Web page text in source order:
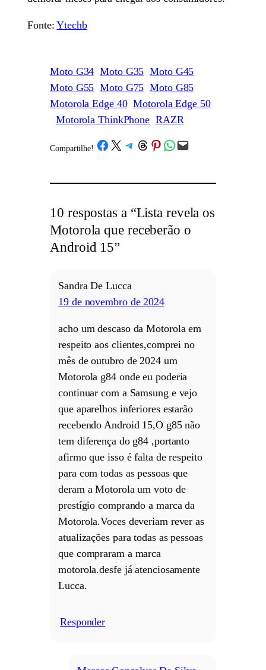
Fonte:Ytechb
Moto G34 Moto G35 Moto G45
Moto G55 Moto G75 Moto G85
Motorola Edge 40 Motorola Edge 50
Motorola ThinkPhone RAZR
Compartilhe! /Share on Facebook
Share on X Share on Telegram
Share on Threads
Share on Pinterest
Share on WhatsApp
Email this Page
10 respostas a “Lista revela os
Motorola que receberão o
Android 15”
Sandra De Lucca
19 de novembro de 2024
acho um descaso da Motorola em
respeito aos clientes,comprei no
mês de outubro de 2024 um
Motorola g84 onde eu poderia
continuar com a Samsung e vejo
que aparelhos inferiores estarão
recebendo Android 15,O g85 não
tem diferença do g84 ,portanto
afirmo que isso é falta de respeito
para com todas as pessoas que
deram a Motorola um voto de
prestígio comprando a marca da
Motorola.Voces deveriam rever as
atualizações para todas as pessoas
que compraram a marca
motorola.desfe já atenciosamente
Lucca.
Responder